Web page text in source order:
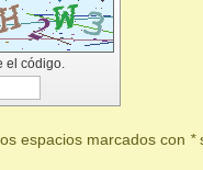
el código.
espacios marcados con *